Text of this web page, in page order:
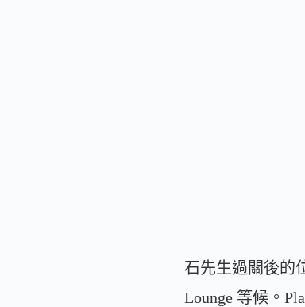
石先生過關後的
Lounge 等候。